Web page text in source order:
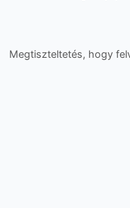
Megtiszteltetés, hogy